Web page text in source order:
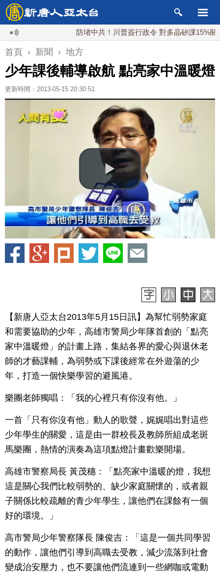
防堵中共！川普簽行政令 對多晶矽課15%關稅
首頁 › 新聞 › 地方
少年課後輔導啟航 點亮家中溫暖燈
更新時間：2013-05-15 20:30:51
【新唐人亞太台2013年5月15日訊】為幫忙弱勢家庭
和需要協助的少年，高雄市警局少年隊首創的「點亮
家中溫暖燈」的計畫上路，集結各界的愛心與退休老
師的才藝課輔，為弱勢或下課後經常在外遊蕩的少
年，打造一個快樂學習的避風港。
樂團老師獨唱：「我的心裡只有你沒有他。」
一首「只有你沒有他」動人的歌聲，娓娓唱出對這些
少年學生的關愛，這是由一群校長及教師所組成老斑
馬樂團，熱情的演奏為這項點燈計畫歡樂開場。
高雄市警察局長 黃茂穗：「點亮家中溫暖的燈，我想
這是關心我們比較弱勢的、缺少家庭關懷的，或者親
子關係比較疏離的青少年學生，讓他們在課餘有一個
好的環境。」
高市警局少年警察隊長 陳俊吉：「這是一個共同學習
的動作，讓他們引導到高職去受教，減少流落到社會
變成治安壓力，也不要讓他們流連到一些網咖或電動